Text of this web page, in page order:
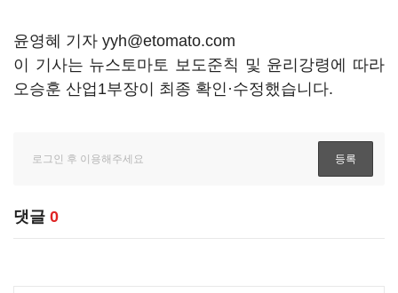
윤영혜 기자 yyh@etomato.com
이 기사는 뉴스토마토 보도준칙 및 윤리강령에 따라
오승훈 산업1부장이 최종 확인·수정했습니다.
댓글 0